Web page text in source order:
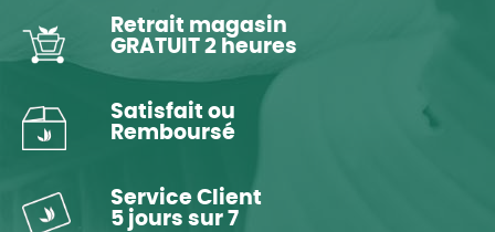
Retrait magasin
GRATUIT 2 heures
Satisfait ou
Remboursé
Service Client
5 jours sur 7